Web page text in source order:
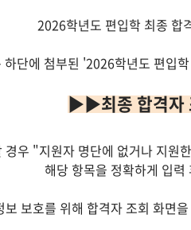
2026학년 도 편입학 최 종 합
단에 첨부된 '2026학년도 편입
▶▶최종 합격자
우 "지원자 명단에 없거나 지원
해당 항목을 정확하게 입력
보호를 위해 합격자 조회 화면